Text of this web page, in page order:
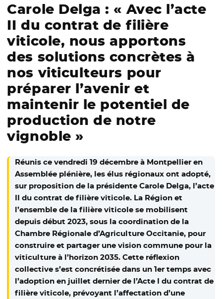
Carole Delga : « Avec l’acte
II du contrat de filière
viticole, nous apportons
des solutions concrètes à
nos viticulteurs pour
préparer l’avenir et
maintenir le potentiel de
production de notre
vignoble »
Réunis ce vendredi 19 décembre à Montpellier en
Assemblée plénière, les élus régionaux ont adopté,
sur proposition de la présidente Carole Delga, l’acte
II du contrat de filière viticole. La Région et
l’ensemble de la filière viticole se mobilisent
depuis début 2023, sous la coordination de la
Chambre Régionale d’Agriculture Occitanie, pour
construire et partager une vision commune pour la
viticulture à l’horizon 2035. Cette réflexion
collective s’est concrétisée dans un 1er temps avec
l’adoption en juillet dernier de l’Acte I du contrat de
filière viticole, prévoyant l’affectation d’une